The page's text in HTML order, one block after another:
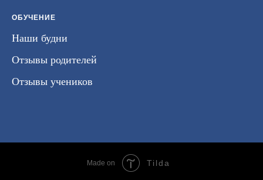
ОБУЧЕНИЕ
Наши будни
Отзывы родителей
Отзывы учеников
Made on Tilda